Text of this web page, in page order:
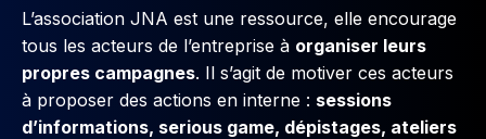
L’association JNA est une ressource, elle encourage
tous les acteurs de l’entreprise à organiser leurs
propres campagnes. Il s’agit de motiver ces acteurs
à proposer des actions en interne : sessions
d’informations, serious game, dépistages, ateliers